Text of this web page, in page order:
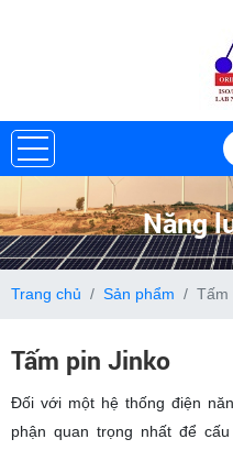
Năng
Trang chủ Sản phẩm Tấm
Tấm pin Jinko
Đối với một hệ thống điện
phận quan trọng nhất để